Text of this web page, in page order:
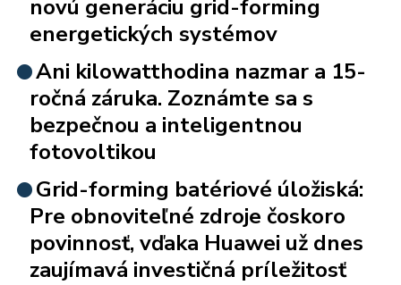
novú generáciu grid-forming
energetických systémov
Ani kilowatthodina nazmar a 15-
ročná záruka. Zoznámte sa s
bezpečnou a inteligentnou
fotovoltikou
Grid-forming batériové úložiská:
Pre obnoviteľné zdroje čoskoro
povinnosť, vďaka Huawei už dnes
zaujímavá investičná príležitosť